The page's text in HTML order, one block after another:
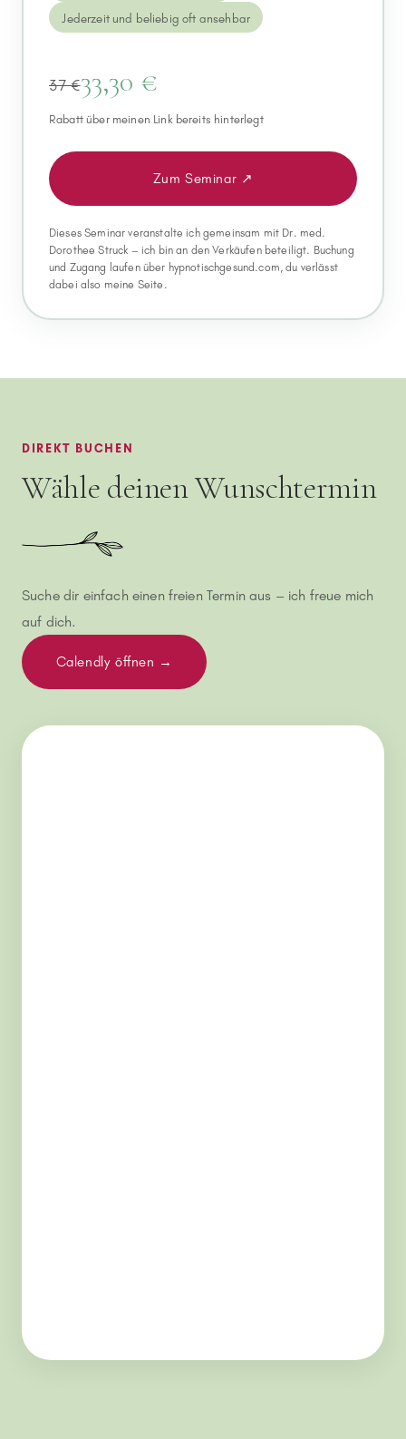
Jederzeit und beliebig oft ansehbar
37 €33,30 €
Rabatt über meinen Link bereits hinterlegt
Zum Seminar ↗
Dieses Seminar veranstalte ich gemeinsam mit Dr. med.
Dorothee Struck – ich bin an den Verkäufen beteiligt. Buchung
und Zugang laufen über hypnotischgesund.com, du verlässt
dabei also meine Seite.
DIREKT BUCHEN
Wähle deinen Wunschtermin
Suche dir einfach einen freien Termin aus – ich freue mich
auf dich.
Calendly öffnen →